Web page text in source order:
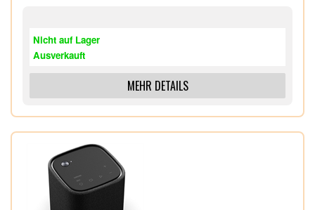
Nicht auf Lager
Ausverkauft
MEHR DETAILS